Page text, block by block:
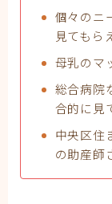
個々のニ
見てもら
母乳のマ
総合病院
合的に見
中央区住
の助産師